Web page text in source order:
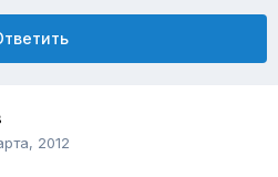
2012